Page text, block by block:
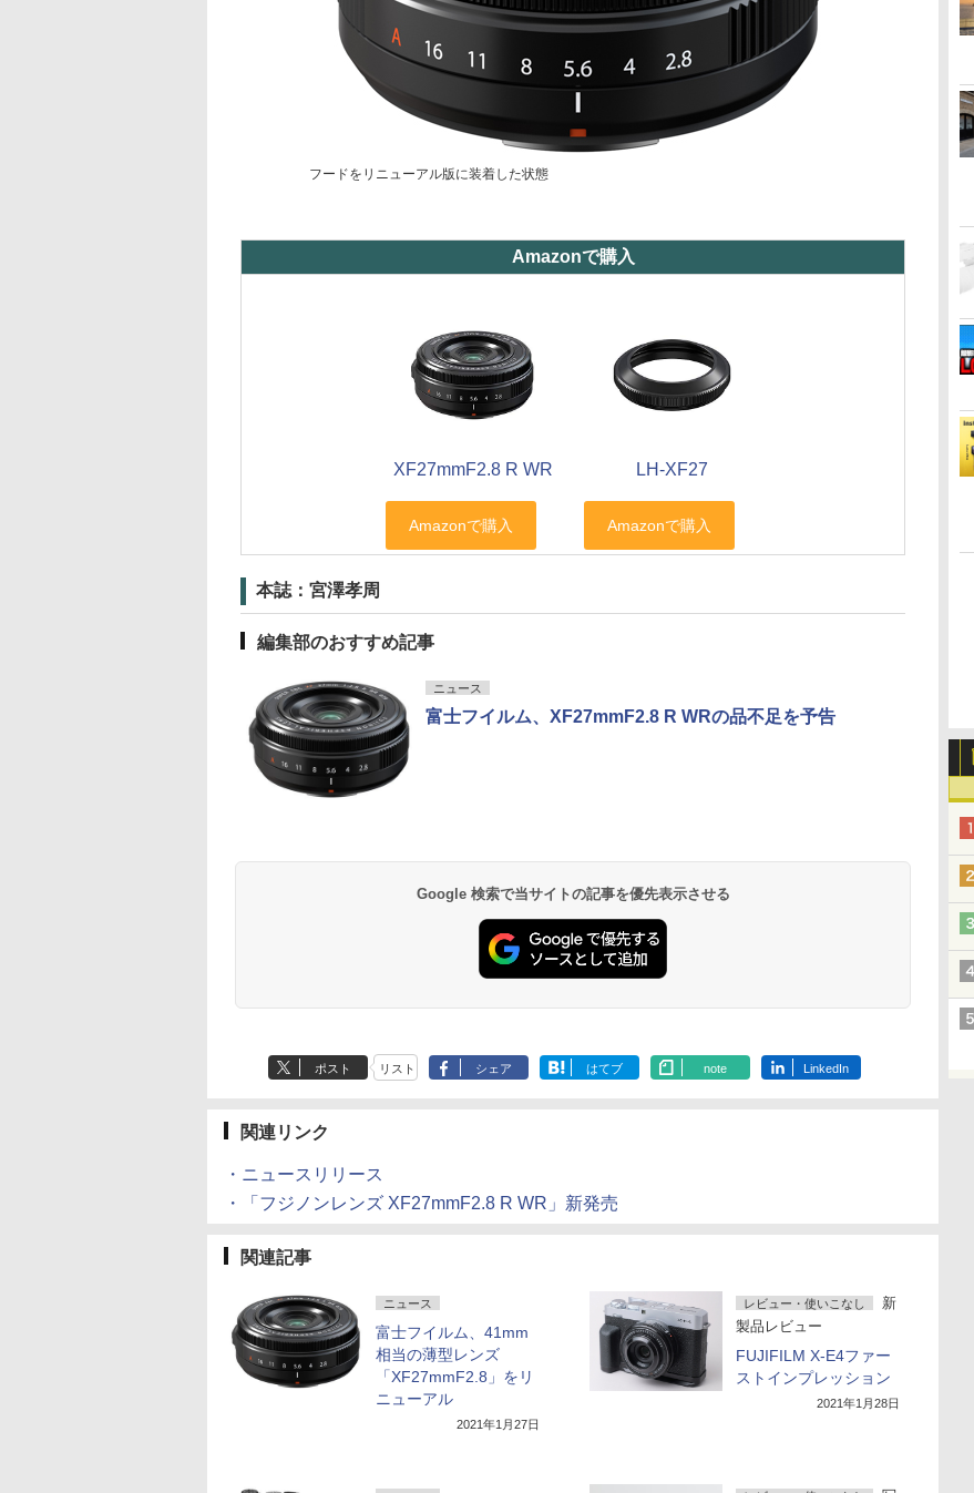
フードをリニューアル版に装着した状態
Amazonで購入
XF27mmF2.8 R WR LH-XF27
本誌：宮澤孝周
編集部のおすすめ記事
ニュース
富士フイルム、XF27mmF2.8 R WRの品不足を予告
Google 検索で当サイトの記事を優先表示させる
ポスト リスト シェア はてブ note LinkedIn
関連リンク
・ニュースリリース
・「フジノンレンズ XF27mmF2.8 R WR」新発売
関連記事
ニュース
富士フイルム、41mm
相当の薄型レンズ
「XF27mmF2.8」をリ
ニューアル
2021年1月27日
レビュー・使いこなし
新
製品レビュー
FUJIFILM X-E4ファー
ストインプレッション
2021年1月28日